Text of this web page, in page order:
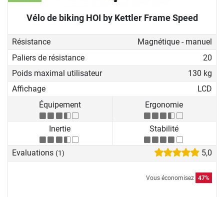
Vélo de biking HOI by Kettler Frame Speed
Résistance
Magnétique - manuel
Paliers de résistance
20
Poids maximal utilisateur
130 kg
Affichage
LCD
Équipement
Ergonomie
Inertie Stabilité
Evaluations (1) 5,0
Vous économisez 47%